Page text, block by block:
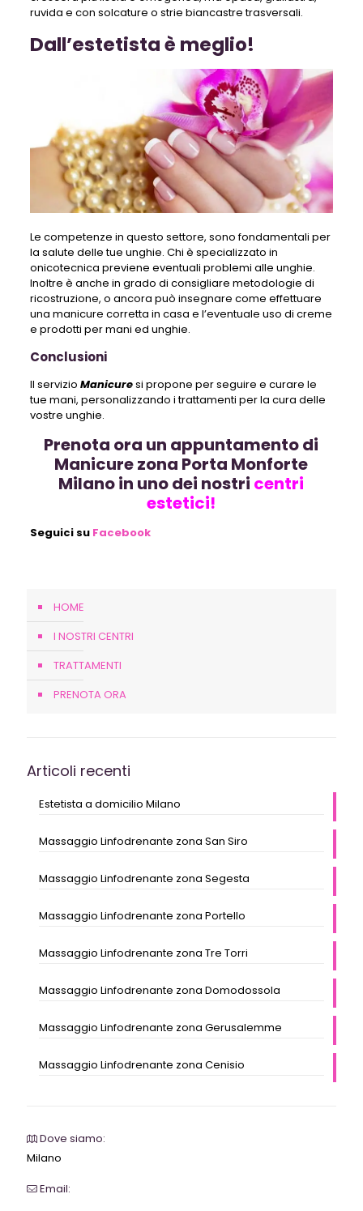
ruvida e con solcature o strie biancastre trasversali.
Dall’estetista è meglio!
Le competenze in questo settore, sono fondamentali per
la salute delle tue unghie. Chi è specializzato in
onicotecnica previene eventuali problemi alle unghie.
Inoltre è anche in grado di consigliare metodologie di
ricostruzione, o ancora può insegnare come effettuare
una manicure corretta in casa e l’eventuale uso di creme
e prodotti per mani ed unghie.
Conclusioni
Il servizio Manicuresi propone per seguire e curare le
tue mani, personalizzando i trattamenti per la cura delle
vostre unghie.
Prenota ora un appuntamento di
Manicure zona Porta Monforte
Milano in uno dei nostri centri
estetici!
Seguici su Facebook
HOME
I NOSTRI CENTRI
TRATTAMENTI
PRENOTA ORA
Articoli recenti
Estetista a domicilio Milano
Massaggio Linfodrenante zona San Siro
Massaggio Linfodrenante zona Segesta
Massaggio Linfodrenante zona Portello
Massaggio Linfodrenante zona Tre Torri
Massaggio Linfodrenante zona Domodossola
Massaggio Linfodrenante zona Gerusalemme
Massaggio Linfodrenante zona Cenisio
Dove siamo:
Milano
Email: